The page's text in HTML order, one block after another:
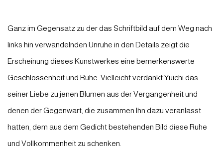
Ganz im Gegensatz zu der das Schriftbild auf dem Weg nach
links hin verwandelnden Unruhe in den Details zeigt die
Erscheinung dieses Kunstwerkes eine bemerkenswerte
Geschlossenheit und Ruhe. Vielleicht verdankt Yuichi das
seiner Liebe zu jenen Blumen aus der Vergangenheit und
denen der Gegenwart, die zusammen Ihn dazu veranlasst
hatten, dem aus dem Gedicht bestehenden Bild diese Ruhe
und Vollkommenheit zu schenken.